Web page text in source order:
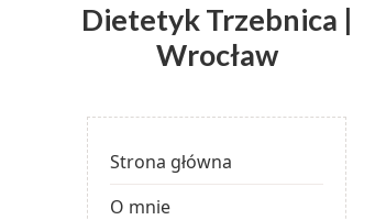
Dietetyk Trzebnica |
Wrocław
Strona główna
O mnie